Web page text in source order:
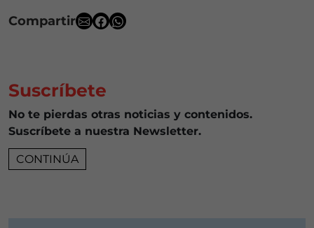
Compartir
Suscríbete
No te pierdas otras noticias y contenidos.
Suscríbete a nuestra Newsletter.
CONTINÚA